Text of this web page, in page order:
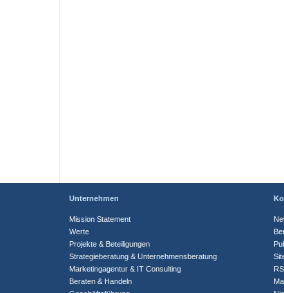
Unternehmen
Mission Statement
Werte
Projekte & Beteiligungen
Strategieberatung & Unternehmensberatung
Marketingagentur & IT Consulting
Beraten & Handeln